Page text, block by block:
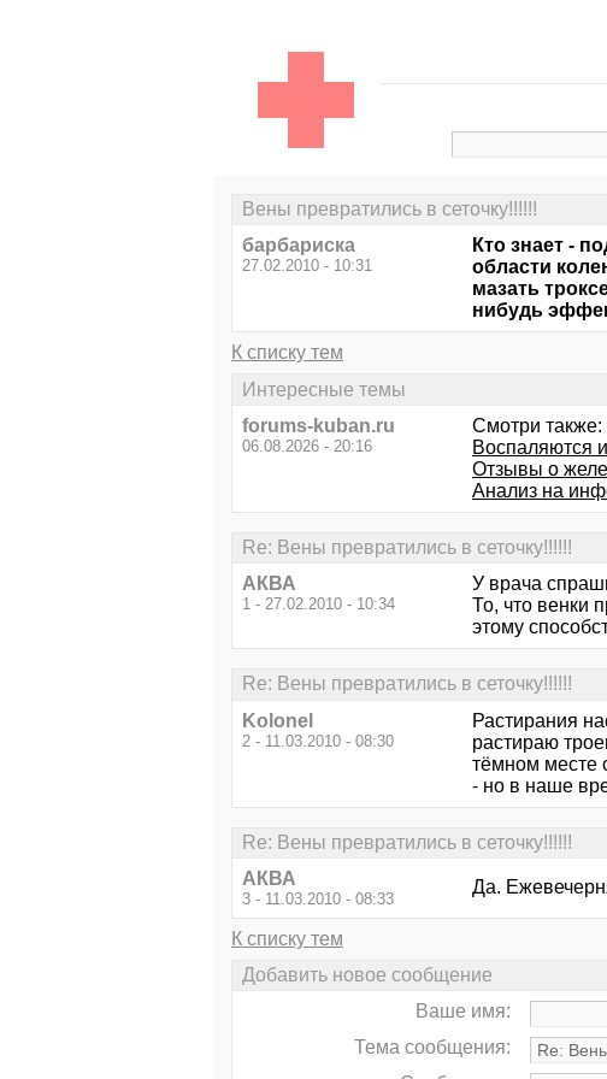
Вены превратились в сеточку!!!!!!
барбариска
27.02.2010 - 10:31
Кто знает -
области
мазать
нибудь
К списку тем
Интересные темы
forums-kuban.ru
06.08.2026 - 20:16
Смотри также:
Воспаляются
Отзывы о
Анализ на
Re: Вены превратились в сеточку!!!!!!
АКВА
1 - 27.02.2010 - 10:34
У врача
То, что венки
этому
Re: Вены превратились в сеточку!!!!!!
Kolonel
2 - 11.03.2010 - 08:30
Растирания
растираю
тёмном месте
- но в наше
Re: Вены превратились в сеточку!!!!!!
АКВА
3 - 11.03.2010 - 08:33
Да.
К списку тем
Добавить новое сообщение
Ваше имя:
Тема сообщения: